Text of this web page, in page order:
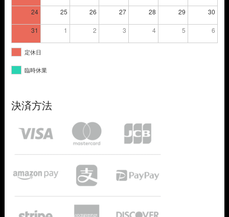
24 25 26 27 28 29 30
31 1 2 3 4 5 6
定休日
臨時休業
決済方法